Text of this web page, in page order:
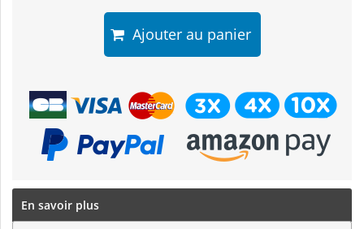
Ajouter au panier
En savoir plus